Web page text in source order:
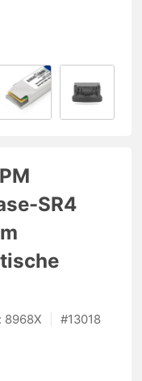
SR4
8968X #13018